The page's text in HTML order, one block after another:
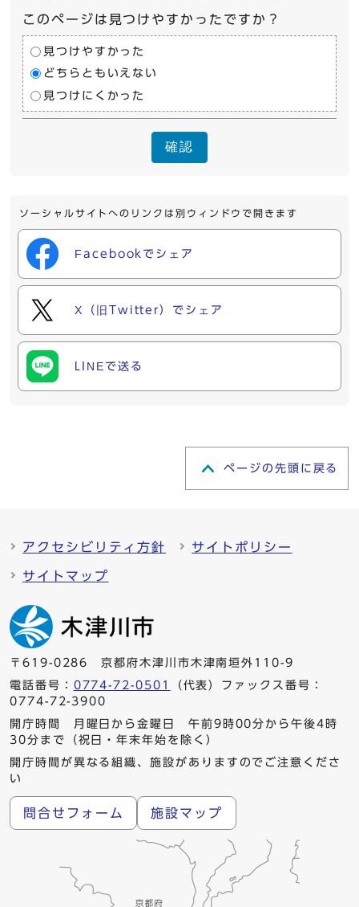
このページは見つけやすかったですか？
見つけやすかった
どちらともいえない
見つけにくかった
確認
ソーシャルサイトへのリンクは別ウィンドウで開きます
Facebookでシェア
X（旧Twitter）でシェア
LINEで送る
ページの先頭に戻る
アクセシビリティ方針 サイトポリシー
サイトマップ
〒619-0286 京都府木津川市木津南垣外110-9
電話番号： 0774-72-0501
（代表）ファックス番号：
0774-72-3900
開庁時間 月曜日から金曜日 午前9時00分から午後4時
30分まで（祝日・年末年始を除く）
開庁時間が異なる組織、施設がありますのでご注意くださ
い
問合せフォーム 施設マップ